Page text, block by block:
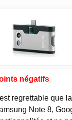
négatifs
est regrettable que
Note 8,